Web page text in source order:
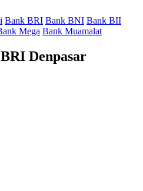
Bank BRI Bank BNI Bank BII
Mega Bank Muamalat
Denpasar